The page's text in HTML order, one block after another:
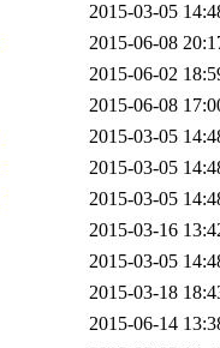
2015-03-05
2015-06-08
2015-06-02
2015-06-08
2015-03-05
2015-03-05
2015-03-05
2015-03-16
2015-03-05
2015-03-18
2015-06-14